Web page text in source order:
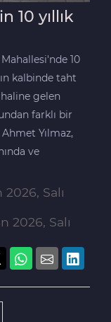
10 yıllık
10
kalbinde taht
gelen
farklı bir
Yılmaz,
ve
Salı
2026, Salı